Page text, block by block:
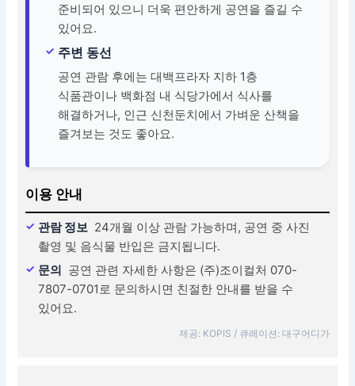
준비되어 있으니 더욱 편안하게 공연을 즐길 수
있어요.
주변 동선
공연 관람 후에는 대백프라자 지하 1층
식품관이나 백화점 내 식당가에서 식사를
해결하거나, 인근 신천둔치에서 가벼운 산책을
즐겨보는 것도 좋아요.
이용 안내
관람 정보 24개월 이상 관람 가능하며, 공연 중 사진
촬영 및 음식물 반입은 금지됩니다.
문의 공연 관련 자세한 사항은 (주)조이컬처 070-
7807-0701로 문의하시면 친절한 안내를 받을 수
있어요.
제공: KOPIS / 큐레이션: 대구어디가